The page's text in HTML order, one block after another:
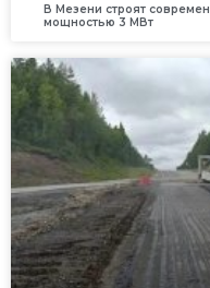
В Мезени строят
мощностью 3 МВт